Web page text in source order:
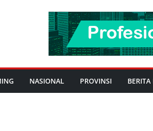
NASIONAL PROVINSI